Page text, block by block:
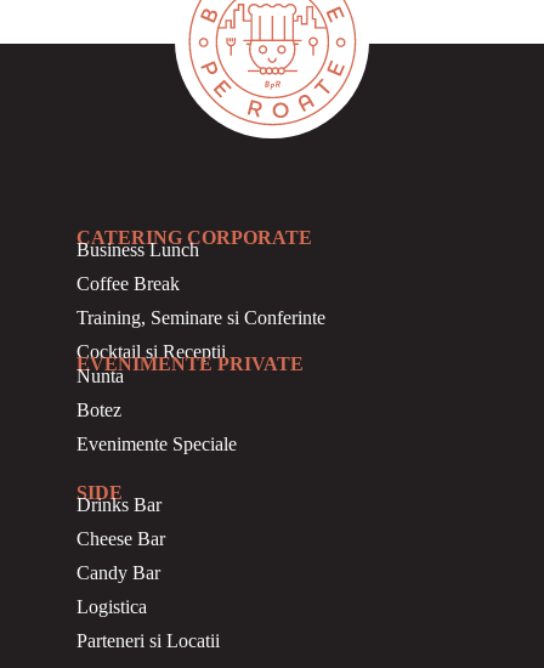
CATERING CORPORATE
BusinessLunch
Coffee Break
Training, Seminare si Conferinte
Cocktail si Receptii
EVENIMENTE PRIVATE
Nunta
Botez
Evenimente Speciale
SIDE
Drinks Bar
Cheese Bar
Candy Bar
Logistica
Parteneri si Locatii